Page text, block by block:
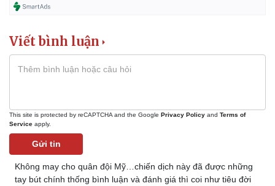
Lịch thi đấu bóng đá
eSports
Hậu trường
Viết bình luận
This site is protected by reCAPTCHA and the Google Privacy Policy and Terms of
Service apply.
Gửi tin
Không may cho quân đội Mỹ…chiến dịch này đã được những
tay bút chính thống bình luận và đánh giá thì coi như tiêu đời